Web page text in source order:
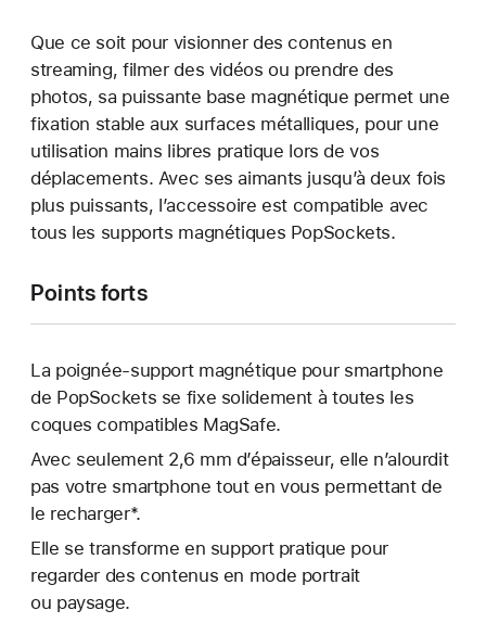
Que ce soit pour visionner des contenus en
streaming, filmer des vidéos ou prendre des
photos, sa puissante base magnétique permet une
fixation stable aux surfaces métalliques, pour une
utilisation mains libres pratique lors de vos
déplacements. Avec ses aimants jusqu’à deux fois
plus puissants, l’accessoire est compatible avec
tous les supports magnétiques PopSockets.
Points forts
La poignée-support magnétique pour smartphone
de PopSockets se fixe solidement à toutes les
coques compatibles MagSafe.
Avec seulement 2,6 mm d’épaisseur, elle n’alourdit
pas votre smartphone tout en vous permettant de
le recharger*.
Elle se transforme en support pratique pour
regarder des contenus en mode portrait
ou paysage.